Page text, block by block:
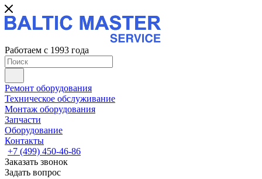
Работаем с 1993 года
Ремонт оборудования
Техническое обслуживание
Монтаж оборудования
Запчасти
Оборудование
Контакты
+7 (499) 450-46-86
Заказать звонок
Задать вопрос